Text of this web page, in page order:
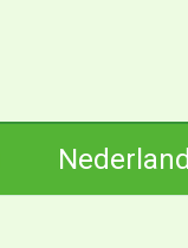
Nederland